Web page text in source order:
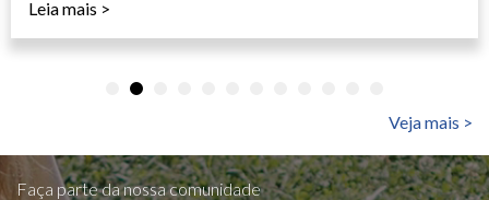
Veja mais >
Leia mais >
Faça parte da nossa comunidade